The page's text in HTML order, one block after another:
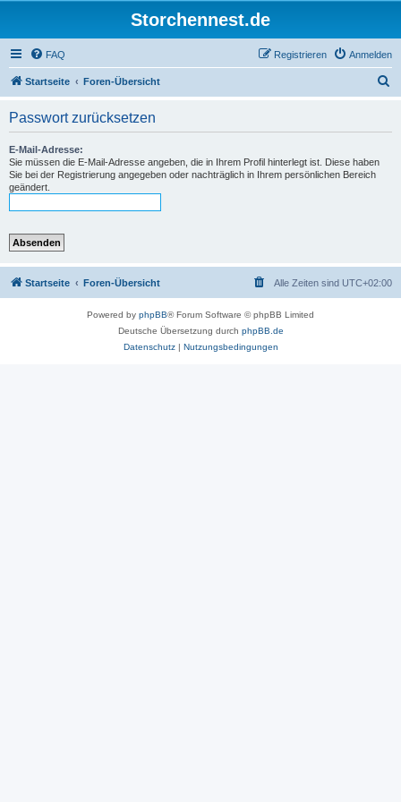
Storchennest.de
FAQ Anmelden
Registrieren
Startseite Foren-Übersicht
Passwort zurücksetzen
E-Mail-Adresse:
Sie müssen die E-Mail-Adresse angeben, die in Ihrem Profil hinterlegt ist. Diese haben
Sie bei der Registrierung angegeben oder nachträglich in Ihrem persönlichen Bereich
geändert.
Startseite Foren-Übersicht Alle Zeiten sind UTC+02:00
Powered by phpBB® Forum Software © phpBB Limited
Deutsche Übersetzung durch phpBB.de
Datenschutz| Nutzungsbedingungen